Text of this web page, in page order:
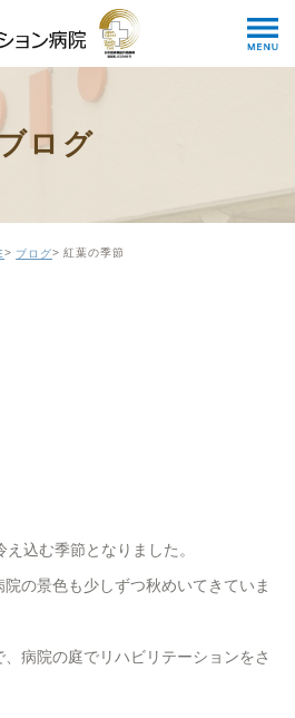
ログ
ブログ 紅葉の季節
込む季節となりました。
の景色も少しずつ秋めいてきていま
病院の庭でリハビリテーションをさ